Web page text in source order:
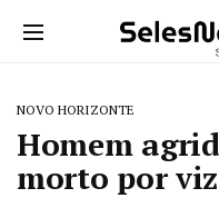
NOVO HORIZONTE
Homem
morto por